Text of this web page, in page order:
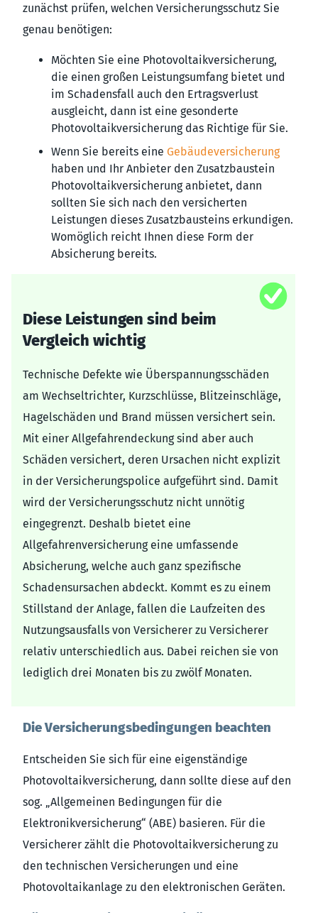
zunächst prüfen, welchen Versicherungsschutz Sie
genau benötigen:
Möchten Sie eine Photovoltaikversicherung,
die einen großen Leistungsumfang bietet und
im Schadensfall auch den Ertragsverlust
ausgleicht, dann ist eine gesonderte
Photovoltaikversicherung das Richtige für Sie.
Wenn Sie bereits eine Gebäudeversicherung
haben und Ihr Anbieter den Zusatzbaustein
Photovoltaikversicherung anbietet, dann
sollten Sie sich nach den versicherten
Leistungen dieses Zusatzbausteins erkundigen.
Womöglich reicht Ihnen diese Form der
Absicherung bereits.
Diese Leistungen sind beim
Vergleich wichtig
Technische Defekte wie Überspannungs­schäden
am Wechseltrichter, Kurzschlüsse, Blitzeinschläge,
Hagelschäden und Brand müssen versichert sein.
Mit einer Allgefahrendeckung sind aber auch
Schäden versichert, deren Ursachen nicht explizit
in der Versicherungspolice aufgeführt sind. Damit
wird der Versicherungsschutz nicht unnötig
eingegrenzt. Deshalb bietet eine
Allgefahrenversicherung eine umfassende
Absicherung, welche auch ganz spezifische
Schadensursachen abdeckt. Kommt es zu einem
Stillstand der Anlage, fallen die Laufzeiten des
Nutzungsausfalls von Versicherer zu Versicherer
relativ unterschiedlich aus. Dabei reichen sie von
lediglich drei Monaten bis zu zwölf Monaten.
Die Versicherungsbedingungen beachten
Entscheiden Sie sich für eine eigenständige
Photovoltaikversicherung, dann sollte diese auf den
sog. „Allgemeinen Bedingungen für die
Elektronikversicherung“ (ABE) basieren. Für die
Versicherer zählt die Photovoltaikversicherung zu
den technischen Versicherungen und eine
Photovoltaikanlage zu den elektronischen Geräten.